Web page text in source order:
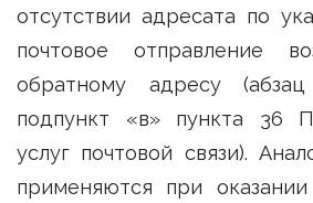
отсутствии адресата по
почтовое отправление
обратному адресу
подпункт «в» пункта 36
услуг почтовой связи).
применяются при оказании